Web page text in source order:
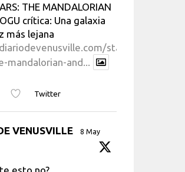
THE MANDALORIAN
crítica: Una galaxia
más lejana
star-
mandalorian-and...
Twitter
VENUSVILLE 8 May